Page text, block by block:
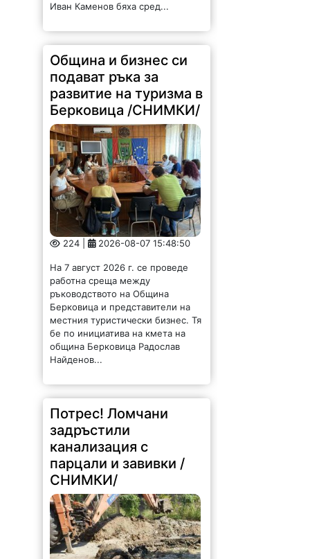
Иван Каменов бяха сред...
Община и бизнес си
подават ръка за
развитие на туризма в
Берковица /СНИМКИ/
224 | 2026-08-07 15:48:50
На 7 август 2026 г. се проведе
работна среща между
ръководството на Община
Берковица и представители на
местния туристически бизнес. Тя
бе по инициатива на кмета на
община Берковица Радослав
Найденов...
Потрес! Ломчани
задръстили
канализация с
парцали и завивки /
СНИМКИ/